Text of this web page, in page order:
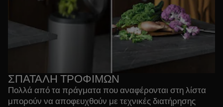
Η τοποθέτηση σε αεροστεγή σακούλα στην κατάψυξη
είναι καλύτερη από τη μη χρήση συσκευασίας, ενώ η
τοποθέτηση σε σακούλα κενού αέρος στην κατάψυξη
είναι ακόμα καλύτερη. Η συσκευασία κενού αέρος
αποτρέπει το "κάψιμο" των τροφίμων από την
ΣΠΑΤΑΛΗ ΤΡΟΦΙΜΩΝ
Πολλά από τα πράγματα που αναφέρονται στη λίστα
μπορούν να αποφευχθούν με τεχνικές διατήρησης